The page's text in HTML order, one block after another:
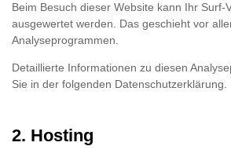
Beim Besuch dieser Website kann Ihr Surf-
ausgewertet werden. Das geschieht vor
Analyseprogrammen.
Detaillierte Informationen zu diesen
Sie in der folgenden Datenschutzerklärung.
2. Hosting